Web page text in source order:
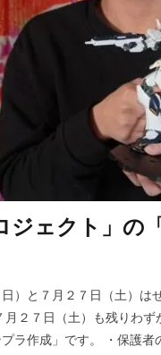
ジェクト」
）と７月２７日（土）
２７日（土）も残りわ
ラ作成」です。 ・保護者